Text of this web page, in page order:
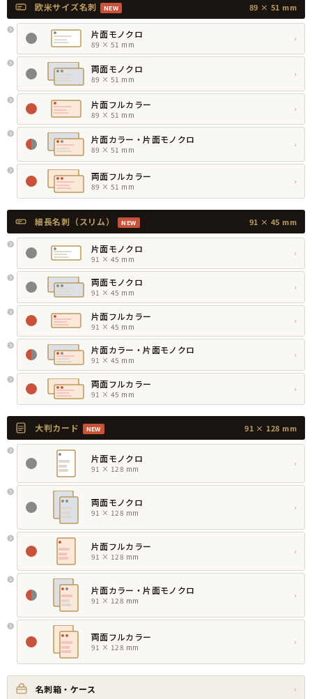
欧米サイズ名刺 NEW 89 × 51 mm
片面モノクロ
89 × 51 mm
›
両面モノクロ
89 × 51 mm
›
片面フルカラー
89 × 51 mm
›
片面カラー・片面モノクロ
89 × 51 mm
›
両面フルカラー
89 × 51 mm
›
細長名刺（スリム） NEW 91 × 45 mm
片面モノクロ
91 × 45 mm
›
両面モノクロ
91 × 45 mm
›
片面フルカラー
91 × 45 mm
›
片面カラー・片面モノクロ
91 × 45 mm
›
両面フルカラー
91 × 45 mm
›
大判カード NEW 91 × 128 mm
片面モノクロ
91 × 128 mm
›
両面モノクロ
91 × 128 mm
›
片面フルカラー
91 × 128 mm
›
片面カラー・片面モノクロ
91 × 128 mm
›
両面フルカラー
91 × 128 mm
›
名刺箱・ケース ›